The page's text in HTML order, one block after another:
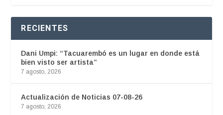
RECIENTES
Dani Umpi: “Tacuarembó es un lugar en donde está
bien visto ser artista”
7 agosto, 2026
Actualización de Noticias 07-08-26
7 agosto, 2026